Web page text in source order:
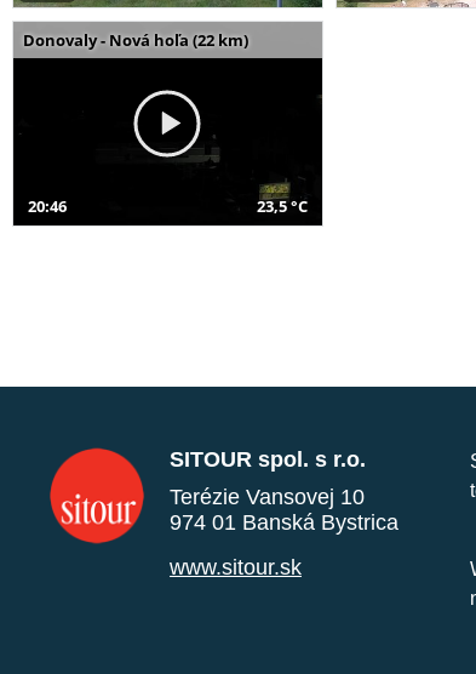
Donovaly - Nová hoľa (22 km)
20:46 23,5 °C
SITOUR spol. s r.o.
Terézie Vansovej 10
974 01 Banská Bystrica
www.sitour.sk